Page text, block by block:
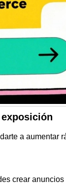
a aumentar
crear